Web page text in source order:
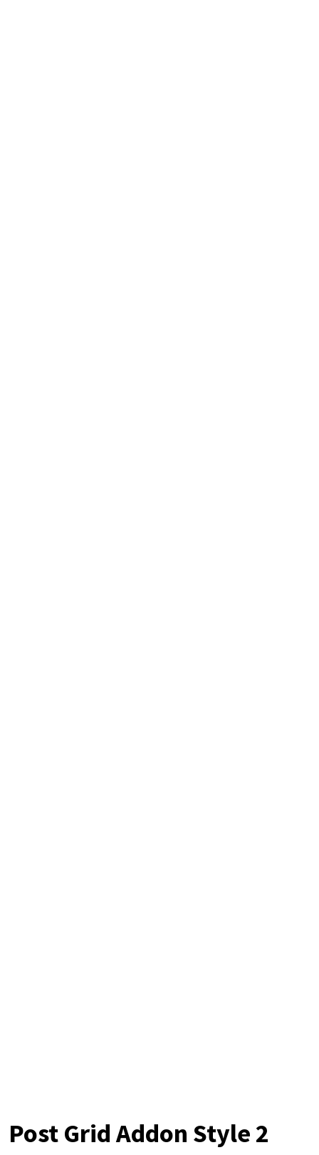
Post Grid Addon Style 2